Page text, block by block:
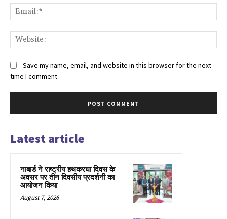
Save my name, email, and website in this browser for the next
time I comment.
Latest article
नाबार्ड ने राष्ट्रीय हथकरघा दिवस के
अवसर पर तीन दिवसीय प्रदर्शनी का
आयोजन किया
August 7, 2026